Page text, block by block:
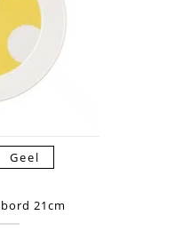
Geel
21cm